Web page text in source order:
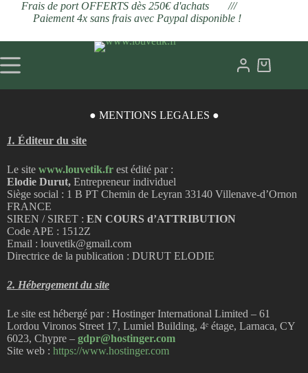
Frais de port OFFERTS dès 250€ d'achats ///
Paiement 4x sans frais avec Paypal disponible !
● MENTIONS LEGALES ●
1. Éditeur du site
Le site www.louvetik.fr est édité par :
Elodie Durut, Entrepreneur individuel
Siège social : 1 B PT Chemin de Leyran 33140 Villenave-d’Ornon
FRANCE
SIREN / SIRET : EN COURS d’ATTRIBUTION
Code APE : 1512Z
Email : louvetik@gmail.com
Directrice de la publication : DURUT ELODIE
2. Hébergement du site
Le site est hébergé par : Hostinger International Limited – 61
Lordou Vironos Street 17, Lumiel Building, 4ᵉ étage, Larnaca, CY
6023, Chypre – gdpr@hostinger.com
Site web : https://www.hostinger.com